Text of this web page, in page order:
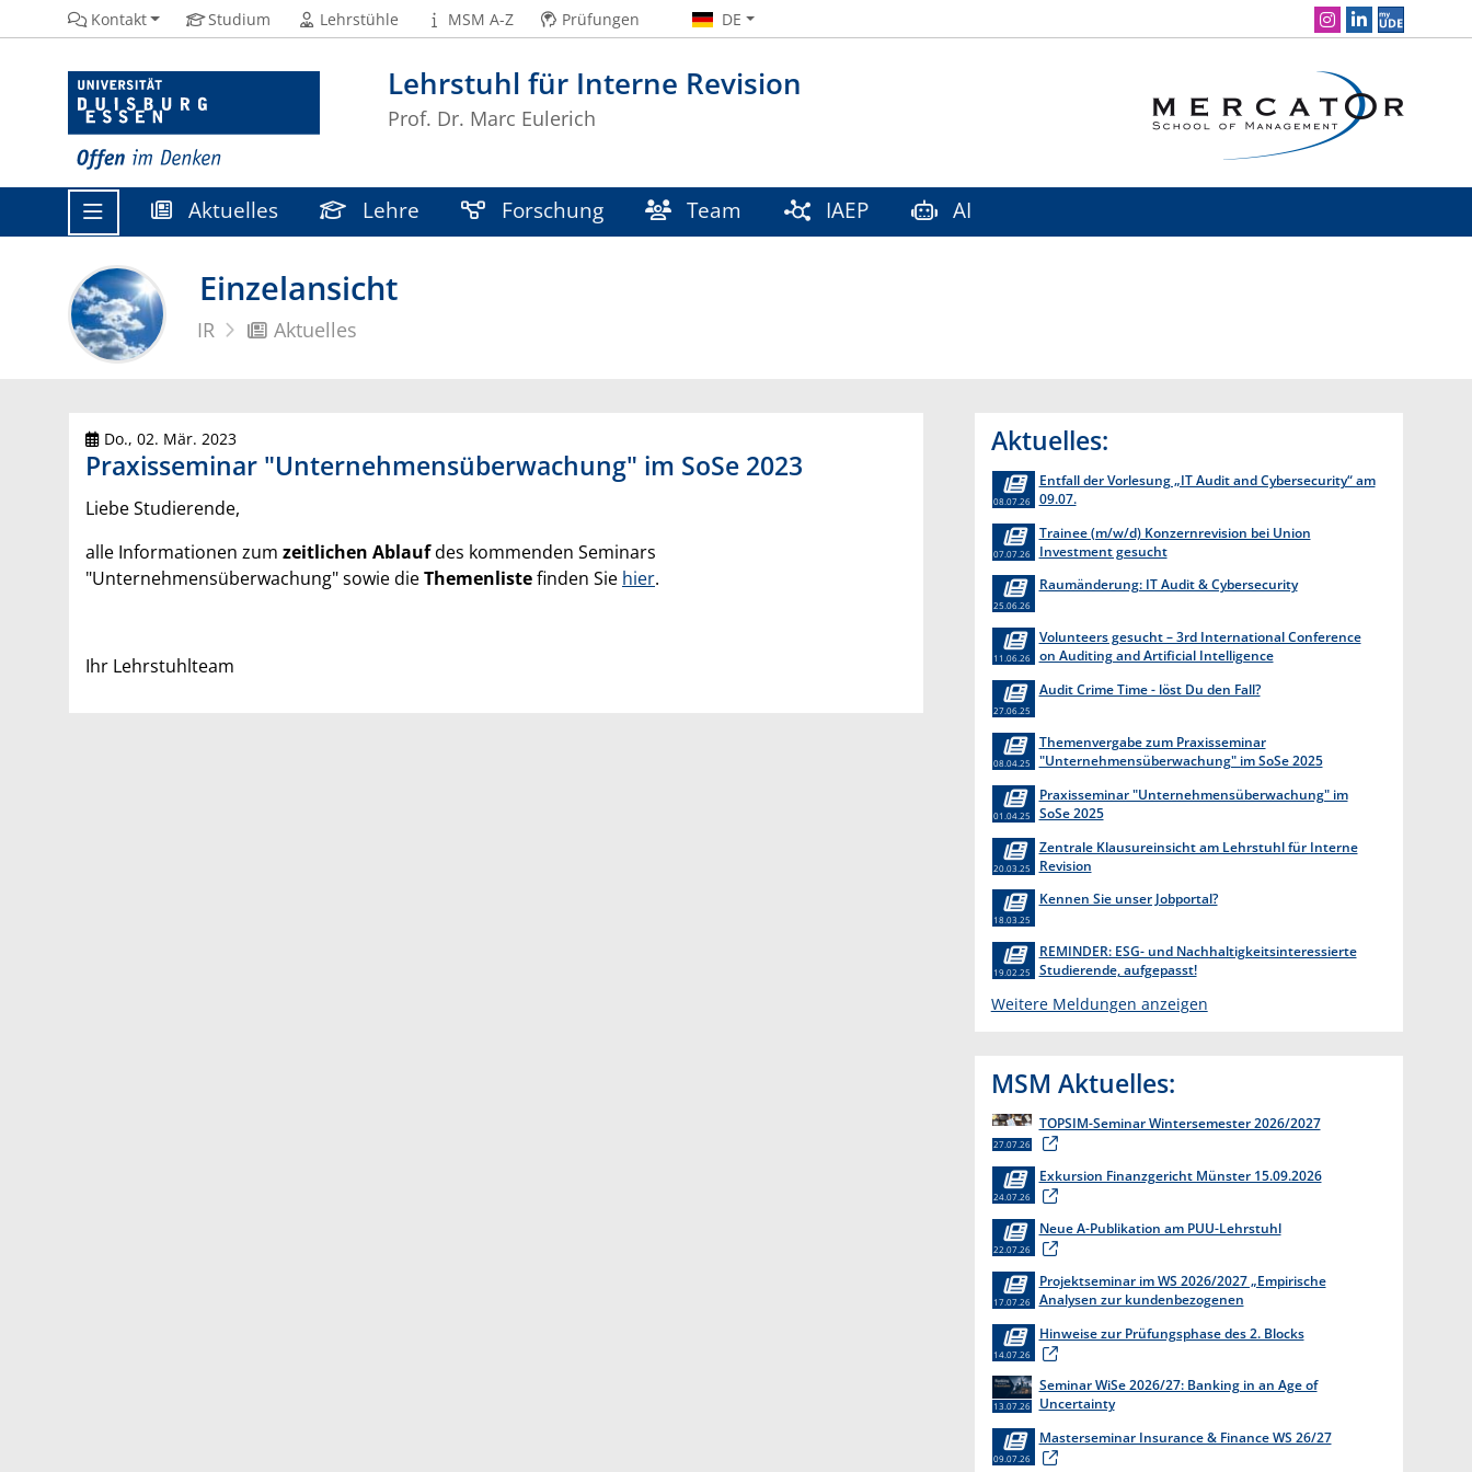
Lehrstuhl für Interne Revision
Prof. Dr. Marc Eulerich
Kontakt Studium Lehrstühle MSM A-Z Prüfungen DE Social Media Navigation
Aktuelles Lehre Forschung Team IAEP AI
Einzelansicht
IR Aktuelles
Do., 02. Mär. 2023
Praxisseminar "Unternehmensüberwachung" im SoSe 2023
Liebe Studierende,
alle Informationen zum zeitlichen Ablaufdes kommenden Seminars
"Unternehmensüberwachung" sowie dieThemenlistefinden Sie hier.
Ihr Lehrstuhlteam
Aktuelles:
Entfall der Vorlesung „IT Audit and Cybersecurity“ am
09.07.
08.07.26
Trainee (m/w/d) Konzernrevision bei Union
Investment gesucht
07.07.26
Raumänderung: IT Audit & Cybersecurity
25.06.26
Volunteers gesucht – 3rd International Conference
on Auditing and Artificial Intelligence
11.06.26
Audit Crime Time - löst Du den Fall?
27.06.25
Themenvergabe zum Praxisseminar
"Unternehmensüberwachung" im SoSe 2025
08.04.25
Praxisseminar "Unternehmensüberwachung" im
SoSe 2025
01.04.25
Zentrale Klausureinsicht am Lehrstuhl für Interne
Revision
20.03.25
Kennen Sie unser Jobportal?
18.03.25
REMINDER: ESG- und Nachhaltigkeitsinteressierte
Studierende, aufgepasst!
19.02.25
Weitere Meldungen anzeigen
MSM Aktuelles:
TOPSIM-Seminar Wintersemester 2026/2027
27.07.26
Exkursion Finanzgericht Münster 15.09.2026
24.07.26
Neue A-Publikation am PUU-Lehrstuhl
22.07.26
Projektseminar im WS 2026/2027 „Empirische
Analysen zur kundenbezogenen
17.07.26
Hinweise zur Prüfungsphase des 2. Blocks
14.07.26
Seminar WiSe 2026/27: Banking in an Age of
Uncertainty
13.07.26
Masterseminar Insurance & Finance WS 26/27
09.07.26